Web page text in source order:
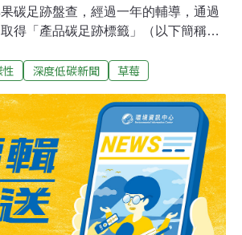
碳足跡盤查，經過一年的輔導，通過
得「產品碳足跡標籤」（以下簡稱碳
表示，未來將輔導業者針對碳排熱點
業轉型。農業部6日發布新聞稿表
台一休閒農場生產的「400g塑膠手提
為台灣第一個擁有碳足跡標籤的草
，台灣自2009年推動碳標籤制度以
品取得碳標籤，但多集中於食品與製
少。草莓碳標籤的取得，不但可擴大
能促進綠色消費。苗栗農改場呂秀英
性 深度低碳新聞 草莓